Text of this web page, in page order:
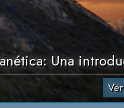
Una